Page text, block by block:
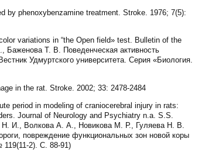
by phenoxybenzamine treatment. Stroke. 1976; 7(5):
variations in “the Open field» test. Bulletin of the
Баженова Т. В. Поведенческая активность
Удмуртского университета. Серия «Биология.
in the rat. Stroke. 2002; 33: 2478-2484
period in modeling of craniocerebral injury in rats:
Journal of Neurology and Psychiatry n.a. S.S.
Н. И., Волкова А. А., Новикова М. Р., Гуляева Н. В.
повреждение функциональных зон новой коры
2). С. 88-91)